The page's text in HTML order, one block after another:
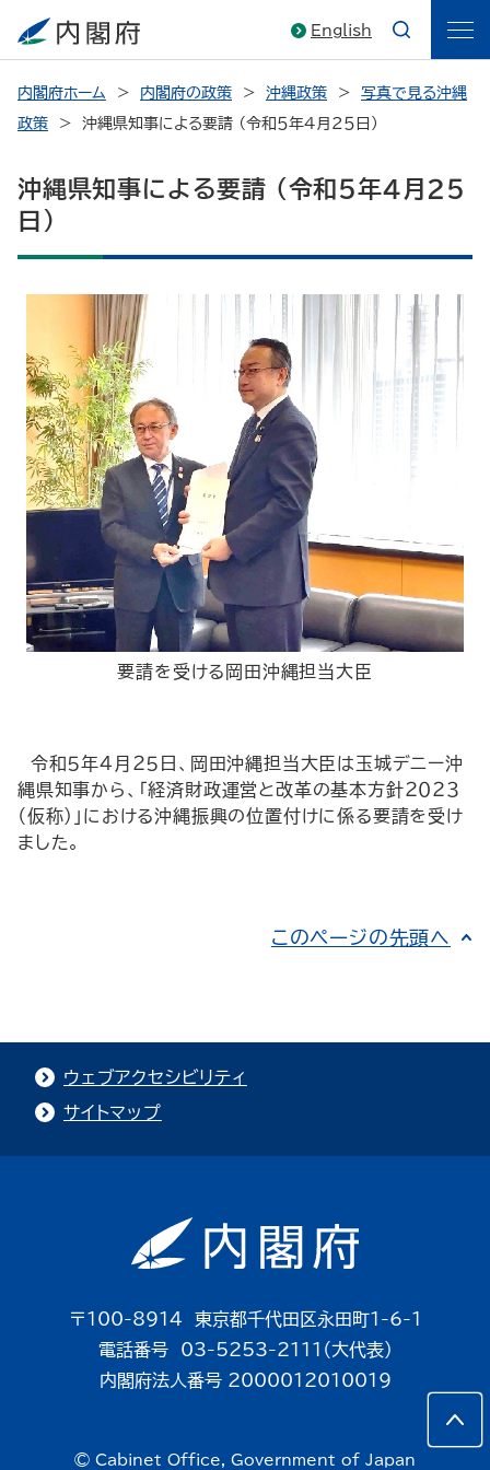
English
内閣府ホーム 内閣府の政策 沖縄政策
写真で見る沖縄
政策
沖縄県知事による要請 （令和５年４月２５日）
沖縄県知事による要請 （令和５年４月２５
日）
要請を受ける岡田沖縄担当大臣
令和５年４月２５日、岡田沖縄担当大臣は玉城デニー沖
縄県知事から、「経済財政運営と改革の基本方針２０２３
（仮称）」における沖縄振興の位置付けに係る要請を受け
ました。
このページの先頭へ
ウェブアクセシビリティ
サイトマップ
〒100-8914 東京都千代田区永田町1-6-1
電話番号 03-5253-2111（大代表）
内閣府法人番号 2000012010019
© Cabinet Office, Government of Japan